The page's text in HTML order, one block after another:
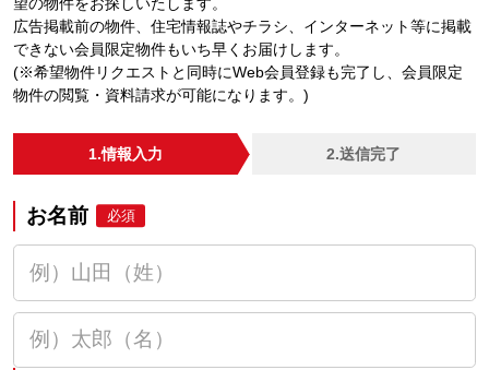
広告掲載前の物件、住宅情報誌やチラシ、インターネット等に掲載
できない会員限定物件もいち早くお届けします。
(※希望物件リクエストと同時にWeb会員登録も完了し、会員限定
物件の閲覧・資料請求が可能になります。)
1.情報入力 2.送信完了
お名前 必須